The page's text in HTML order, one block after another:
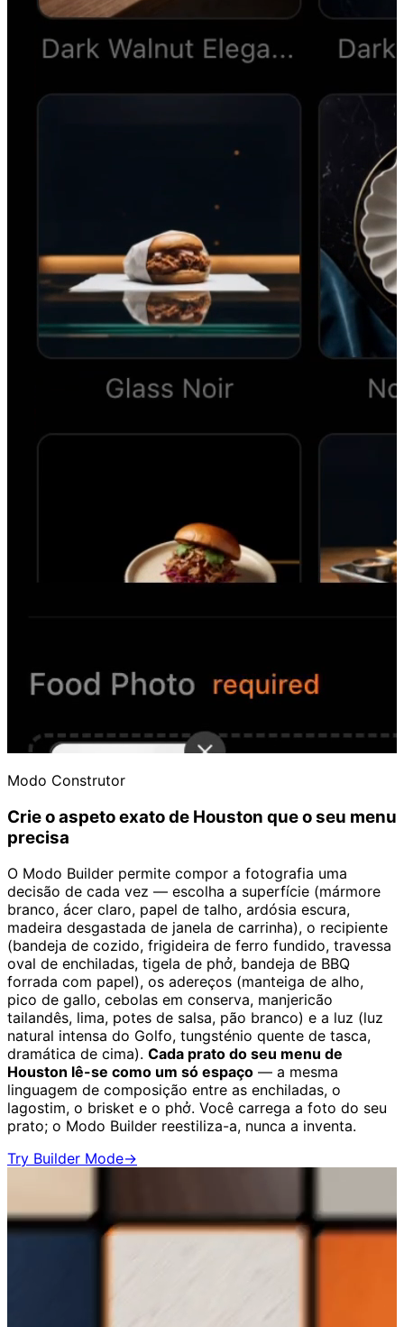
Modo Construtor
Crie o aspeto exato de Houston que o seu menu
precisa
O Modo Builder permite compor a fotografia uma
decisão de cada vez — escolha a superfície (mármore
branco, ácer claro, papel de talho, ardósia escura,
madeira desgastada de janela de carrinha), o recipiente
(bandeja de cozido, frigideira de ferro fundido, travessa
oval de enchiladas, tigela de phở, bandeja de BBQ
forrada com papel), os adereços (manteiga de alho,
pico de gallo, cebolas em conserva, manjericão
tailandês, lima, potes de salsa, pão branco) e a luz (luz
natural intensa do Golfo, tungsténio quente de tasca,
dramática de cima). Cada prato do seu menu de
Houston lê-se como um só espaço — a mesma
linguagem de composição entre as enchiladas, o
lagostim, o brisket e o phở. Você carrega a foto do seu
prato; o Modo Builder reestiliza-a, nunca a inventa.
Try Builder Mode→